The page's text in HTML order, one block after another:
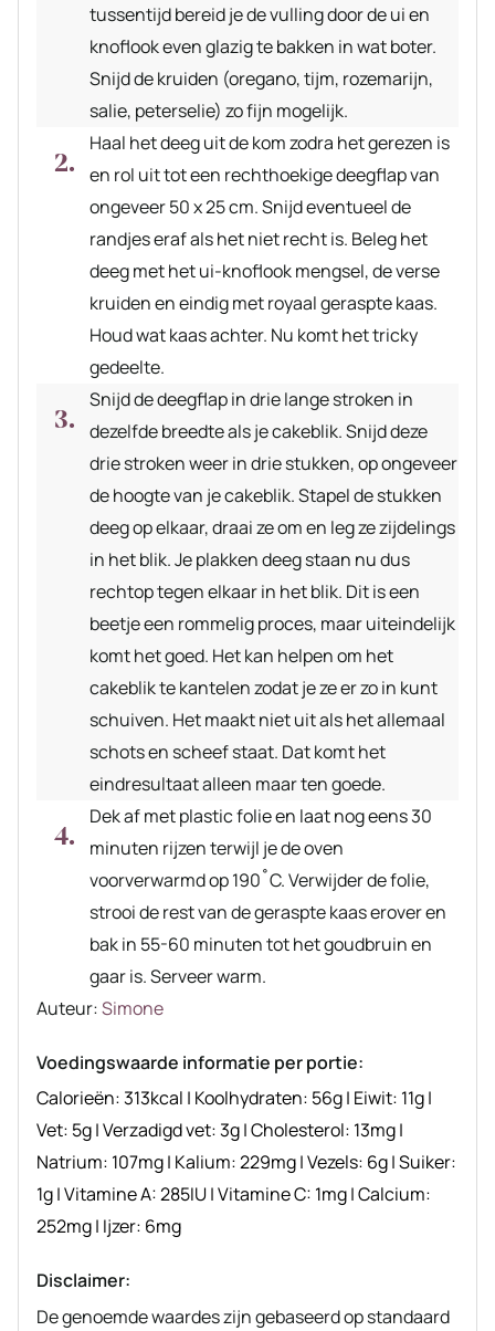
tussentijd bereid je de vulling door de ui en
knoflook even glazig te bakken in wat boter.
Snijd de kruiden (oregano, tijm, rozemarijn,
salie, peterselie) zo fijn mogelijk.
Haal het deeg uit de kom zodra het gerezen is
en rol uit tot een rechthoekige deegflap van
ongeveer 50 x 25 cm. Snijd eventueel de
randjes eraf als het niet recht is. Beleg het
deeg met het ui-knoflook mengsel, de verse
kruiden en eindig met royaal geraspte kaas.
Houd wat kaas achter. Nu komt het tricky
gedeelte.
Snijd de deegflap in drie lange stroken in
dezelfde breedte als je cakeblik. Snijd deze
drie stroken weer in drie stukken, op ongeveer
de hoogte van je cakeblik. Stapel de stukken
deeg op elkaar, draai ze om en leg ze zijdelings
in het blik. Je plakken deeg staan nu dus
rechtop tegen elkaar in het blik. Dit is een
beetje een rommelig proces, maar uiteindelijk
komt het goed. Het kan helpen om het
cakeblik te kantelen zodat je ze er zo in kunt
schuiven. Het maakt niet uit als het allemaal
schots en scheef staat. Dat komt het
eindresultaat alleen maar ten goede.
Dek af met plastic folie en laat nog eens 30
minuten rijzen terwijl je de oven
voorverwarmd op 190˚C. Verwijder de folie,
strooi de rest van de geraspte kaas erover en
bak in 55-60 minuten tot het goudbruin en
gaar is. Serveer warm.
Auteur
Auteur:Simone
Voedingswaarde informatie per portie:
Calorieën:313kcal | Koolhydraten: 56g| Eiwit: 11g|
Vet: 5g|Verzadigd vet:3g|Cholesterol: 13mg|
Natrium: 107mg| Kalium:229mg|Vezels: 6g|Suiker:
1g|Vitamine A:285IU|Vitamine C: 1mg|Calcium:
252mg| Ijzer: 6mg
Disclaimer:
De genoemde waardes zijn gebaseerd op standaard